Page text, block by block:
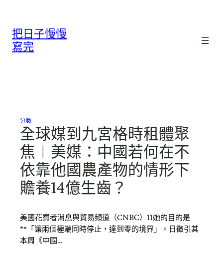
把日子慢慢
寫完
分數
全球媒到九宮格時租體聚
焦︱美媒：中國若何在不
依靠他國農產物的情形下
贍養14億生齒？
美國花費者消息與貿易頻道（CNBC）11她的目的是
**「讓兩個極端同時停止，達到零的境界」。日徵引其
本周《中國…